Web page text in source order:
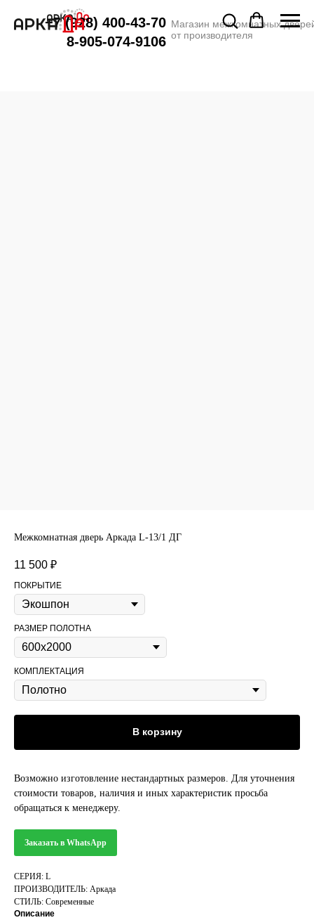
Магазин межкомнатных
от производителя
+7 (928) 400-43-70
8-905-074-9106
Межкомнатная дверь Аркада L-13/1 ДГ
11 500 ₽
ПОКРЫТИЕ
РАЗМЕР ПОЛОТНА
КОМПЛЕКТАЦИЯ
В корзину
Возможно изготовление нестандартных размеров. Для уточнения
стоимости товаров, наличия и иных характеристик просьба
обращаться к менеджеру.
Заказать в WhatsApp
СЕРИЯ: L
ПРОИЗВОДИТЕЛЬ: Аркада
СТИЛЬ: Современные
Описание